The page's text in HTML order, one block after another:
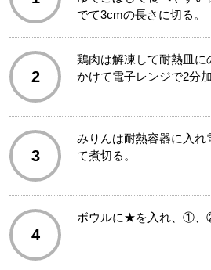
でて3cmの長さに切る。
2
鶏肉は解凍して耐熱皿
かけて電子レンジで2分加
3
みりんは耐熱容器に入れ
て煮切る。
4
ボウルに★を入れ、①、